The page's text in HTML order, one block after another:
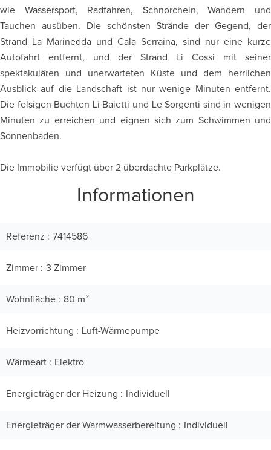
wie Wassersport, Radfahren, Schnorcheln, Wandern und
Tauchen ausüben. Die schönsten Strände der Gegend, der
Strand La Marinedda und Cala Serraina, sind nur eine kurze
Autofahrt entfernt, und der Strand Li Cossi mit seiner
spektakulären und unerwarteten Küste und dem herrlichen
Ausblick auf die Landschaft ist nur wenige Minuten entfernt.
Die felsigen Buchten Li Baietti und Le Sorgenti sind in wenigen
Minuten zu erreichen und eignen sich zum Schwimmen und
Sonnenbaden.
Die Immobilie verfügt über 2 überdachte Parkplätze.
Informationen
Referenz 7414586
Zimmer 3 Zimmer
Wohnfläche 80 m²
Heizvorrichtung Luft-Wärmepumpe
Wärmeart Elektro
Energieträger der Heizung Individuell
Energieträger der Warmwasserbereitung Individuell